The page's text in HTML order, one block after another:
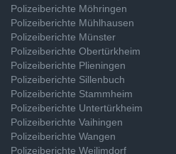
Polizeiberichte Möhringen
Polizeiberichte Mühlhausen
Polizeiberichte Münster
Polizeiberichte Obertürkheim
Polizeiberichte Plieningen
Polizeiberichte Sillenbuch
Polizeiberichte Stammheim
Polizeiberichte Untertürkheim
Polizeiberichte Vaihingen
Polizeiberichte Wangen
Polizeiberichte Weilimdorf